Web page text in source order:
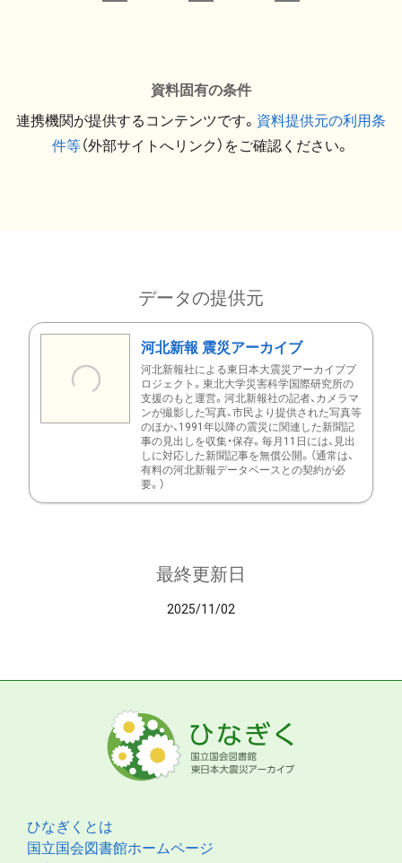
資料固有の条件
連携機関が提供するコンテンツです。 資料提供元の利用条
件等（外部サイトへリンク）をご確認ください。
データの提供元
河北新報 震災アーカイブ
河北新報社による東日本大震災アーカイブプ
ロジェクト。東北大学災害科学国際研究所の
支援のもと運営。河北新報社の記者、カメラマ
ンが撮影した写真、市民より提供された写真等
のほか、1991年以降の震災に関連した新聞記
事の見出しを収集・保存。毎月11日には、見出
しに対応した新聞記事を無償公開。（通常は、
有料の河北新報データベースとの契約が必
要。）
最終更新日
2025/11/02
ひなぎくとは
国立国会図書館ホームページ